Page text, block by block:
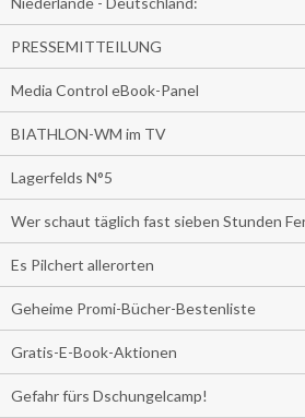
PRESSEMITTEILUNG
Media Control eBook-Panel
BIATHLON-WM im TV
Lagerfelds N°5
Wer schaut täglich fast sieben Stunden
Es Pilchert allerorten
Geheime Promi-Bücher-Bestenliste
Gratis-E-Book-Aktionen
Gefahr fürs Dschungelcamp!